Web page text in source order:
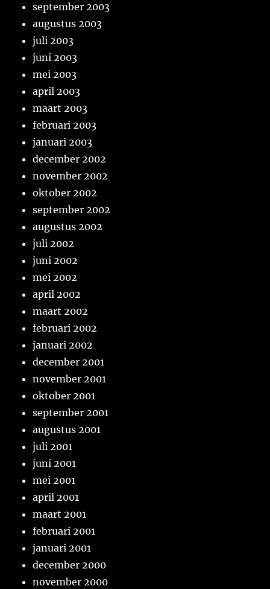
september 2003
augustus 2003
juli 2003
juni 2003
mei 2003
april 2003
maart 2003
februari 2003
januari 2003
december 2002
november 2002
oktober 2002
september 2002
augustus 2002
juli 2002
juni 2002
mei 2002
april 2002
maart 2002
februari 2002
januari 2002
december 2001
november 2001
oktober 2001
september 2001
augustus 2001
juli 2001
juni 2001
mei 2001
april 2001
maart 2001
februari 2001
januari 2001
december 2000
november 2000